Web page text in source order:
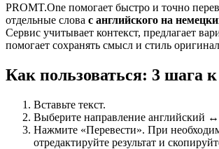
PROMT.One помогает быстро и точно
отдельные слова с английского на
Сервис учитывает контекст, предлагает
помогает сохранять смысл и стиль
Как пользоваться: 3 шага к
Вставьте текст.
Выберите направление английский
Нажмите «Перевести». При
отредактируйте результат и